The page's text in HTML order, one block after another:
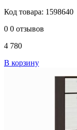
Код товара: 1598640
0 0 отзывов
4 780
В корзину